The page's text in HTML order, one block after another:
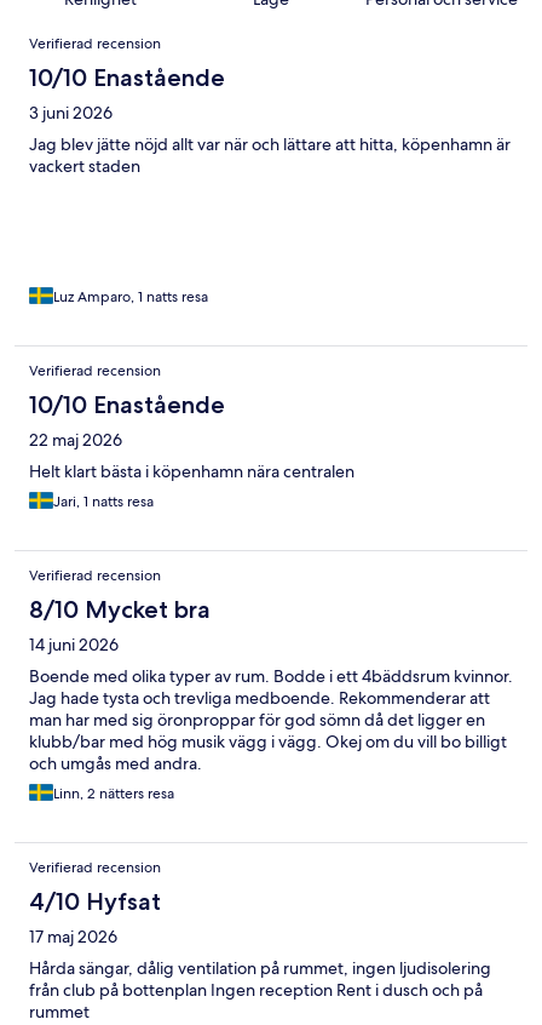
Recensioner
Verifierad recension
10/10 Enastående
3 juni 2026
Jag blev jätte nöjd allt var när och lättare att hitta, köpenhamn är
vackert staden
Luz Amparo, 1 natts resa
Verifierad recension
10/10 Enastående
22 maj 2026
Helt klart bästa i köpenhamn nära centralen
Jari, 1 natts resa
Verifierad recension
8/10 Mycket bra
14 juni 2026
Boende med olika typer av rum. Bodde i ett 4bäddsrum kvinnor.
Jag hade tysta och trevliga medboende. Rekommenderar att
man har med sig öronproppar för god sömn då det ligger en
klubb/bar med hög musik vägg i vägg. Okej om du vill bo billigt
och umgås med andra.
Linn, 2 nätters resa
Verifierad recension
4/10 Hyfsat
17 maj 2026
Hårda sängar, dålig ventilation på rummet, ingen ljudisolering
från club på bottenplan Ingen reception Rent i dusch och på
rummet